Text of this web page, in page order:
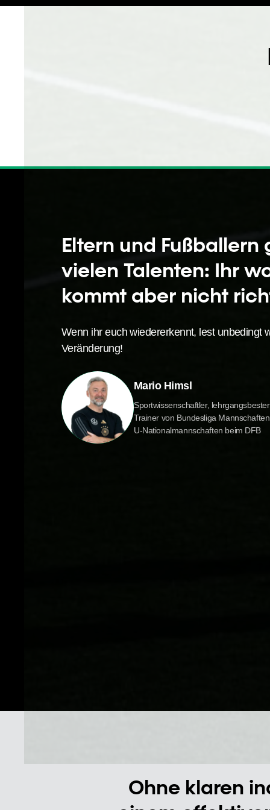
Eltern und Fußballern
vielen Talenten: Ihr
kommt aber nicht
Wenn ihr euch wiedererkennt, lest unbedingt
Veränderung!
Mario Himsl
Sportwissenschaftler,
Trainer von Bundesliga
U-Nationalmannschaften beim DFB
Ohne klaren